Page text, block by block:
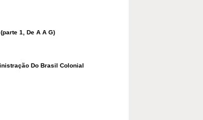
1, De A A G)
Do Brasil Colonial